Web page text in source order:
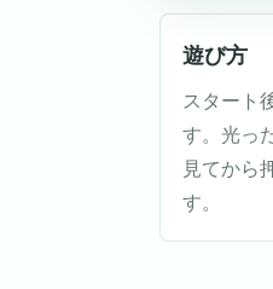
遊び方
スタート
す。光っ
見てから
す。